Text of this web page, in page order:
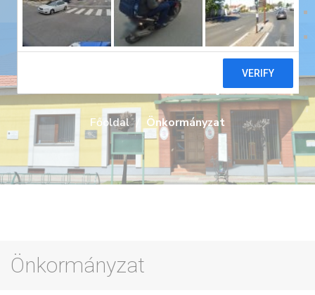
Önkormányzat
Főoldal Önkormányzat
Önkormányzat